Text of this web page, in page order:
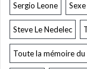
Sergio Leone Sexe
Steve Le Nedelec
Toute la mémoire